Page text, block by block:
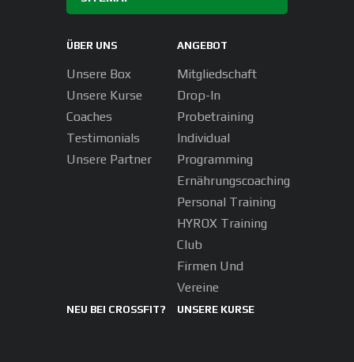
ÜBER UNS
Unsere Box
Unsere Kurse
Coaches
Testimonials
Unsere Partner
ANGEBOT
Mitgliedschaft
Drop-In
Probetraining
Individual
Programming
Ernährungscoaching
Personal Training
HYROX Training
Club
Firmen Und
Vereine
NEU BEI CROSSFIT? UNSERE KURSE